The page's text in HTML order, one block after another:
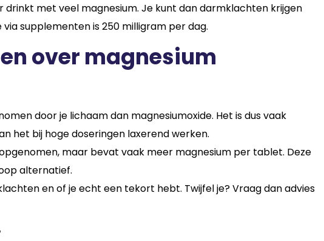
met veel magnesium. Je kunt dan darmklachten krijgen
supplementen is 250 milligram per dag.
over magnesium
door je lichaam dan magnesiumoxide. Het is dus vaak
het bij hoge doseringen laxerend werken.
maar bevat vaak meer magnesium per tablet. Deze
alternatief.
en of je echt een tekort hebt. Twijfel je? Vraag dan advies